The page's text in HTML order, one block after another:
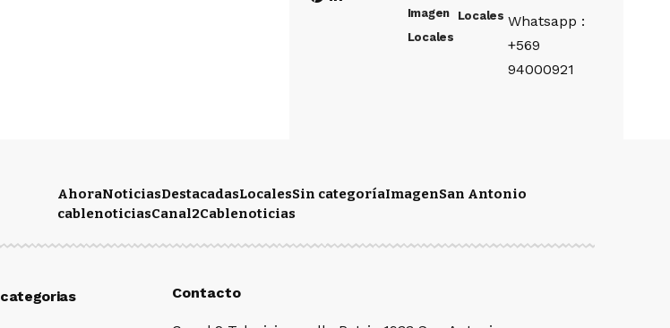
Imagen
Locales
Locales Whatsapp :
+569
94000921
AhoraNoticiasDestacadasLocalesSin categoríaImagenSan Antonio
cablenoticiasCanal2Cablenoticias
categorias Contacto